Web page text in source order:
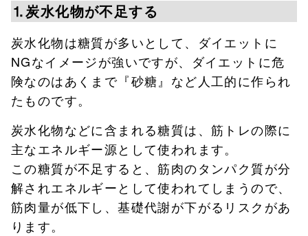
⒈炭水化物が不足する
炭水化物は糖質が多いとして、ダイエットに
NGなイメージが強いですが、ダイエットに危
険なのはあくまで『砂糖』など人工的に作られ
たものです。
炭水化物などに含まれる糖質は、筋トレの際に
主なエネルギー源として使われます。
この糖質が不足すると、筋肉のタンパク質が分
解されエネルギーとして使われてしまうので、
筋肉量が低下し、基礎代謝が下がるリスクがあ
ります。